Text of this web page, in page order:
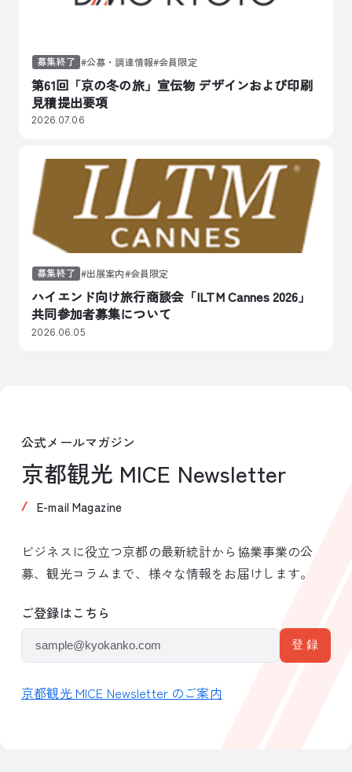
募集終了 公募・調達情報 会員限定
第61回「京の冬の旅」宣伝物 デザインおよび印刷
見積提出要項
2026.07.06
募集終了 出展案内 会員限定
ハイエンド向け旅行商談会「ILTM Cannes 2026」
共同参加者募集について
2026.06.05
公式メールマガジン
京都観光 MICE Newsletter
E-mail Magazine
ビジネスに役立つ京都の最新統計から協業事業の公
募、観光コラムまで、様々な情報をお届けします。
ご登録はこちら
京都観光 MICE Newsletter のご案内